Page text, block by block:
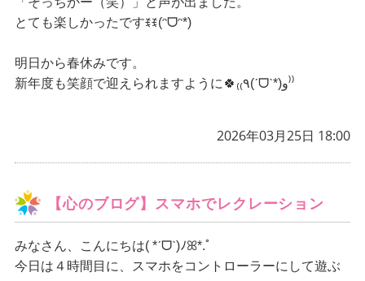
とても楽しかったですꉂꉂ(ᵔᗜᵔ*)
明日から春休みです。
新年度も笑顔で迎えられますように🍀
₍₍٩(ˊᗜˋ*)و⁾⁾
2026年03月25日 18:00
【心のブログ】スマホでレクレーション
みなさん、こんにちは( *ˊᗜˋ)ﾉꕤ*.ﾟ
今日は４時間目に、スマホをコントローラーにして遊ぶ